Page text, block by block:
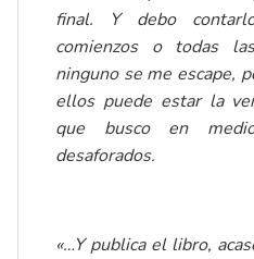
final. Y debo
comienzos o todas
ninguno se me escape,
ellos puede estar la
que busco en
desaforados.
«…Y publica el libro,